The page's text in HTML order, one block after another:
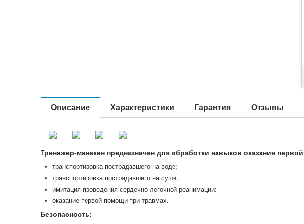
Описание Характеристики Гарантия Отзывы
Тренажер-манекен предназначен для обработки навыков оказания
транспортировка пострадавшего на воде;
транспортировка пострадавшего на суше;
имитация проведения сердечно-легочной реанимации;
оказание первой помощи при травмах.
Безопасность: